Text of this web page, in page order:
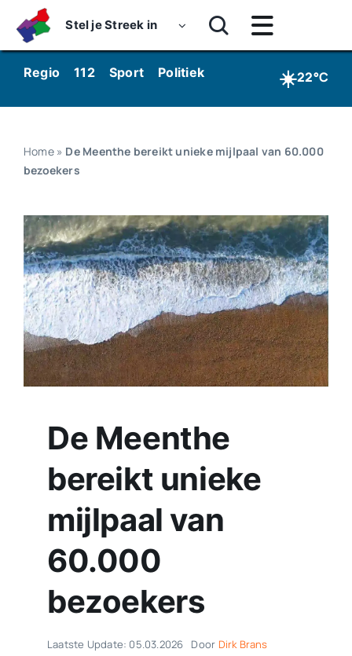
content
Stel je Streek in
Toggle
Navigatie
Home
Nieuws
Luister
Kijk
Over ons
Werken bij Streekomroep ‘De Werven’
Contact
Plaats je eigen nieuws
Regio 112 Sport Politiek Kunst & Cultuur
☀️22°C
Home» De Meenthe bereikt unieke mijlpaal van 60.000
bezoekers
De Meenthe
bereikt unieke
mijlpaal van
60.000
bezoekers
Laatste Update: 05.03.2026 Door Dirk Brans